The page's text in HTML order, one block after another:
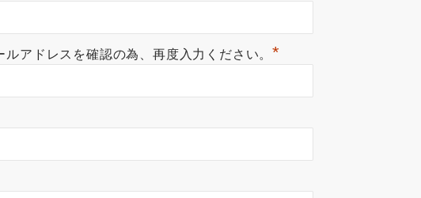
アドレスを確認の為、再度入力ください。*